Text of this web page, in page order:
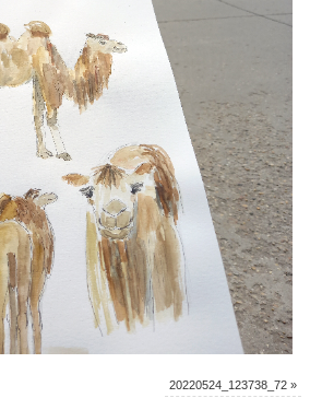
20220524_123738_72 »